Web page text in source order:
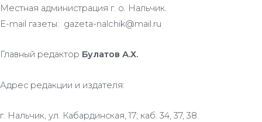
Местная администрация г. о. Нальчик.
E-mail газеты: gazeta-nalchik@mail.ru
Главный редактор Булатов А.Х.
Адрес редакции и издателя:
г. Нальчик, ул. Кабардинская, 17; каб. 34, 37, 38.